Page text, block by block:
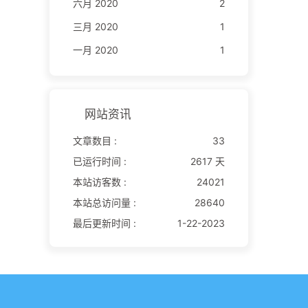
六月 2020
2
三月 2020
1
一月 2020
1
网站资讯
文章数目 :
33
已运行时间 :
2617 天
本站访客数 :
24021
本站总访问量 :
28640
最后更新时间 :
1-22-2023